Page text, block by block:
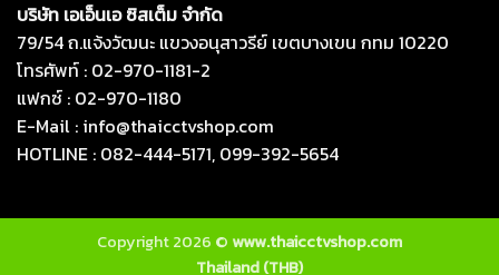
บริษัท เอเอ็นเอ ซิสเต็ม จำกัด
79/54 ถ.แจ้งวัฒนะ แขวงอนุสาวรีย์ เขตบางเขน กทม 10220
โทรศัพท์ : 02-970-1181-2
แฟกซ์ : 02-970-1180
E-Mail : info@thaicctvshop.com
HOTLINE : 082-444-5171, 099-392-5654
Copyright 2026 © www.thaicctvshop.com
Thailand (THB)